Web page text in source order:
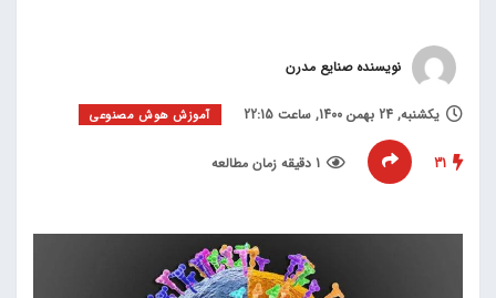
نویسنده صنایع مدرن
یکشنبه, 24 بهمن 1400, ساعت 22:15 آموزش هوش مصنوعی
31 1 دقیقه زمان مطالعه